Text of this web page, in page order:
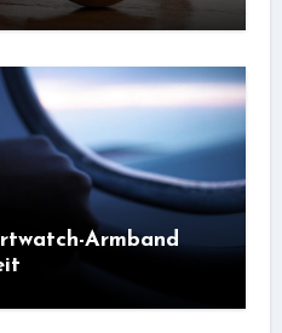
Armband